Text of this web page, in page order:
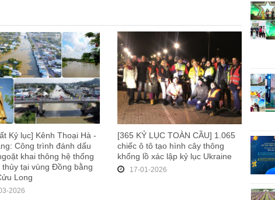
Kỷ lục] Kênh Thoại Hà -
Công trình đánh dấu
khai thông hệ thống
tại vùng Đồng bằng
Long
2026
[365 KỶ LỤC TOÀN CẦU] 1.065
chiếc ô tô tạo hình cây thông
khổng lồ xác lập kỷ lục Ukraine
17-01-2026